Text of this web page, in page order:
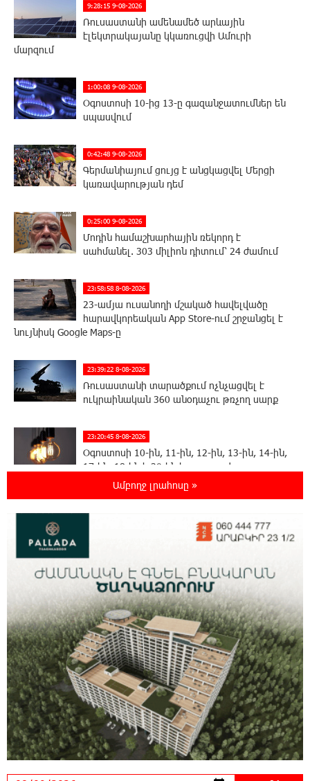
9:28:15 9-08-2026
Ռուսաստանի ամենամեծ արևային
էլեկտրակայանը կկառուցվի Ամուրի
մարզում
1:00:08 9-08-2026
Օգոստոսի 10-ից 13-ը գազանջատումներ են
սպասվում
0:42:48 9-08-2026
Գերմանիայում ցույց է անցկացվել Մերցի
կառավարության դեմ
0:25:00 9-08-2026
Մոդին համաշխարհային ռեկորդ է
սահմանել. 303 միլիոն դիտում՝ 24 ժամում
23:58:58 8-08-2026
23-ամյա ուսանողի մշակած հավելվածը
հարավկորեական App Store-ում շրջանցել է
նույնիսկ Google Maps-ը
23:39:22 8-08-2026
Ռուսաստանի տարածքում ոչնչացվել է
ուկրաինական 360 անօդաչու թռչող սարք
23:20:45 8-08-2026
Օգոստոսի 10-ին, 11-ին, 12-ին, 13-ին, 14-ին,
17-ին, 18-ին և 20-ին հարյուրավոր
հասցեներում լույս չի լինելու
Ողբերգական դեպք՝ Երևանում․ Կիևյան
մարմին
22:43:21 8-08-2026
Ադրբեջանի Սարով գյուղում տանը 18-ամյա
աղջկա դի է հայտնաբերվել
22:25:11 8-08-2026
Հայհիդրոմետի տնօրենը գրել է
22:07:09 8-08-2026
Արտակարգ դեպք՝ Երևանում․ կոտրել են
«Հույս բոլոր մարդկանց» հիմնադրամի
շենքի պատուհաններն ու դռները
Ամբողջ լրահոսը »